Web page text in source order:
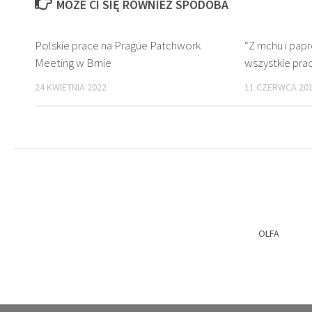
MOŻE CI SIĘ RÓWNIEŻ SPODOBA
Polskie prace na Prague Patchwork
Meeting w Brnie
24 KWIETNIA 2022
“Z mchu i
wszystkie
11 CZERWCA
OLFA